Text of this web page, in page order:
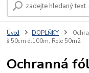
Úvod DOPLŇKY
š:50cm d:100m, Role 50m2
Ochranná